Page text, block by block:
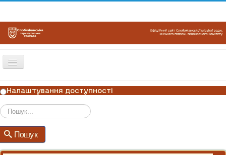
Перемикач
ГОЛОВНА
НОВИНИ
ОГОЛОШЕННЯ
ГРАФІКИ ПРИЙОМУ
Налаштування доступності
Пошук